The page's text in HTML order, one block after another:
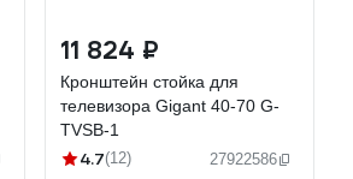
11 824 ₽
Кронштейн стойка для
телевизора Gigant 40-70 G-
TVSB-1
4.7(12) 27922586